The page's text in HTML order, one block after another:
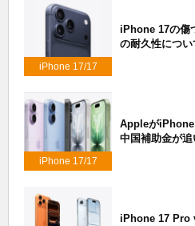
iPhone 17/17
iPhone 17の傷
の耐久性につい
iPhone 17/17
AppleがiPhone
中国補助金が追
iPhone 17 Pro